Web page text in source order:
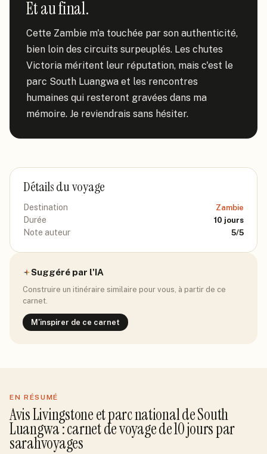
Et au final.
Cette Zambie m'a touchée par son authenticité,
bien loin des circuits surpeuplés. Les chutes
Victoria méritent leur réputation, mais c'est le
parc South Luangwa et les rencontres
humaines qui resteront gravées dans ma
mémoire. Je reviendrais sans hésiter.
Détails du voyage
Destination Zambie
Durée 10 jours
Note auteur 5/5
Suggéré par l'IA
Construire un itinéraire similaire pour vous, à partir de ce
carnet.
M'inspirer de ce carnet
EN RÉSUMÉ
AvisLivingstone et parc national de South
Luangwa: carnet de voyage de10jourspar
sarahvoyages